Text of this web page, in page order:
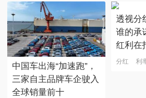
中国车出海“加速跑”，
三家自主品牌车企驶入
全球销量前十
透视分
谁的承
红利在
分红 利